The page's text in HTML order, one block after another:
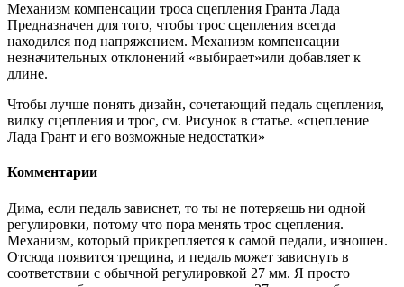
Механизм компенсации троса сцепления Гранта Лада
Предназначен для того, чтобы трос сцепления всегда
находился под напряжением. Механизм компенсации
незначительных отклонений «выбирает»или добавляет к
длине.
Чтобы лучше понять дизайн, сочетающий педаль сцепления,
вилку сцепления и трос, см. Рисунок в статье. «сцепление
Лада Грант и его возможные недостатки»
Комментарии
Дима, если педаль зависнет, то ты не потеряешь ни одной
регулировки, потому что пора менять трос сцепления.
Механизм, который прикрепляется к самой педали, изношен.
Отсюда появится трещина, и педаль может зависнуть в
соответствии с обычной регулировкой 27 мм. Я просто